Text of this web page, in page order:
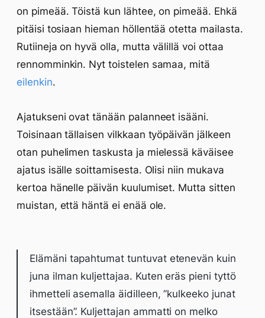
on pimeää. Töistä kun lähtee, on pimeää. Ehkä
pitäisi tosiaan hieman höllentää otetta mailasta.
Rutiineja on hyvä olla, mutta välillä voi ottaa
rennomminkin. Nyt toistelen samaa, mitä
eilenkin.
Ajatukseni ovat tänään palanneet isääni.
Toisinaan tällaisen vilkkaan työpäivän jälkeen
otan puhelimen taskusta ja mielessä käväisee
ajatus isälle soittamisesta. Olisi niin mukava
kertoa hänelle päivän kuulumiset. Mutta sitten
muistan, että häntä ei enää ole.
Elämäni tapahtumat tuntuvat etenevän kuin
juna ilman kuljettajaa. Kuten eräs pieni tyttö
ihmetteli asemalla äidilleen, ”kulkeeko junat
itsestään”. Kuljettajan ammatti on melko